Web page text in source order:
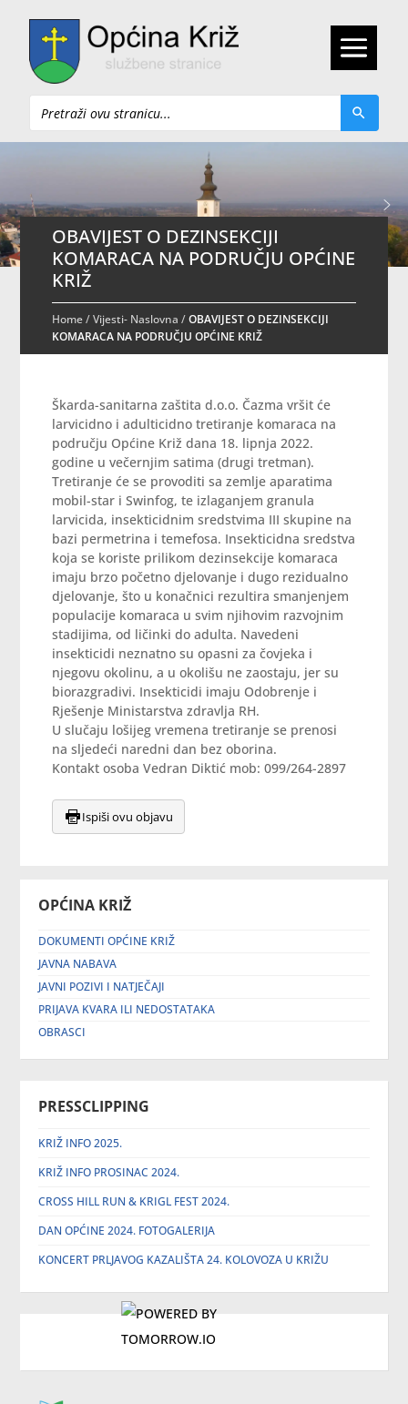
Pretraži
OPĆINA KRIŽ
DOKUMENTI OPĆINE KRIŽ
JAVNA NABAVA
JAVNI POZIVI I NATJEČAJI
PRIJAVA KVARA ILI NEDOSTATAKA
OBRASCI
PRESSCLIPPING
KRIŽ INFO 2025.
KRIŽ INFO PROSINAC 2024.
CROSS HILL RUN & KRIGL FEST 2024.
DAN OPĆINE 2024. FOTOGALERIJA
KONCERT PRLJAVOG KAZALIŠTA 24. KOLOVOZA U KRIŽU
OBAVIJEST O DEZINSEKCIJI
KOMARACA NA PODRUČJU OPĆINE
KRIŽ
Home/Vijesti- Naslovna /OBAVIJEST O DEZINSEKCIJI
KOMARACA NA PODRUČJU OPĆINE KRIŽ
Škarda-sanitarna zaštita d.o.o. Čazma vršit će
larvicidno i adulticidno tretiranje komaraca na
području Općine Križ dana 18. lipnja 2022.
godine u večernjim satima (drugi tretman).
Tretiranje će se provoditi sa zemlje aparatima
mobil-star i Swinfog, te izlaganjem granula
larvicida, insekticidnim sredstvima III skupine na
bazi permetrina i temefosa. Insekticidna sredstva
koja se koriste prilikom dezinsekcije komaraca
imaju brzo početno djelovanje i dugo rezidualno
djelovanje, što u konačnici rezultira smanjenjem
populacije komaraca u svim njihovim razvojnim
stadijima, od ličinki do adulta. Navedeni
insekticidi neznatno su opasni za čovjeka i
njegovu okolinu, a u okolišu ne zaostaju, jer su
biorazgradivi. Insekticidi imaju Odobrenje i
Rješenje Ministarstva zdravlja RH.
U slučaju lošijeg vremena tretiranje se prenosi
na sljedeći naredni dan bez oborina.
Kontakt osoba Vedran Diktić mob: 099/264-2897
Ispiši ovu objavu